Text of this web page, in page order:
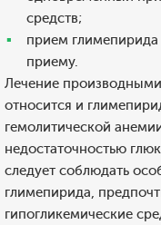
средств;
прием глимепирида
приему.
Лечение
относится и
гемолитической
недостаточностью
следует соблюдать
глимепирида,
гипогликемические